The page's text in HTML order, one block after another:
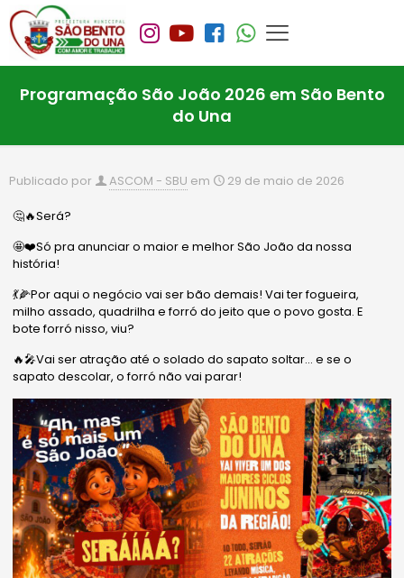
Programação São João 2026 em São Bento
do Una
Publicado por ASCOM - SBU em 29 de maio de 2026
🤔🔥Será?
🤩❤️Só pra anunciar o maior e melhor São João da nossa
história!
💃🌽Por aqui o negócio vai ser bão demais! Vai ter fogueira,
milho assado, quadrilha e forró do jeito que o povo gosta. E
bote forró nisso, viu?
🔥🎤Vai ser atração até o solado do sapato soltar… e se o
sapato descolar, o forró não vai parar!